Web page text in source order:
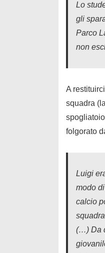
Lo
gli
Parco
non
A
squadra
folgorato
Luigi
modo
calcio
(…) Da